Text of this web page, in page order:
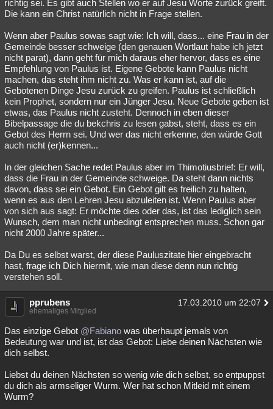
richtig sei. Es gibt auch Stellen wo er auf Jesu Worte zurück greift.
Die kann ein Christ natürlich nicht in Frage stellen.
Wenn aber Paulus sowas sagt wie: Ich will, dass... eine Frau in der
Gemeinde besser schweige (den genauen Wortlaut habe ich jetzt
nicht parat), dann geht für mich daraus eher hervor, dass es eine
Empfehlung von Paulus ist. Eigene Gebote kann Paulus nicht
machen, das steht ihm nicht zu. Was er kann ist, auf die
Gebotenen Dinge Jesu zurück zu greifen. Paulus ist schließlich
kein Prophet, sondern nur ein Jünger Jesu. Neue Gebote geben ist
etwas, das Paulus nicht zusteht. Dennoch in eben dieser
Bibelpassage die du bekchris zu lesen gabst, steht, dass es ein
Gebot des Herrn sei. Und wer das nicht erkenne, den würde Gott
auch nicht (er)kennen...
In der gleichen Sache redet Paulus aber im Thimotiusbrief: Er will,
dass die Frau in der Gemeinde schweige. Da steht dann nichts
davon, dass sei ein Gebot. Ein Gebot gilt es freilich zu halten,
wenn es aus den Lehren Jesu abzuleiten ist. Wenn Paulus aber
von sich aus sagt: Er möchte dies oder das, ist das lediglich sein
Wunsch, dem man nicht unbedingt entsprechen muss. Schon gar
nicht 2000 Jahre später...
Da Du es selbst warst, der diese Pauluszitate hier eingebracht
hast, frage ich Dich hiermit, wie man diese denn nun richtig
verstehen soll.
pprubens 17.03.2010 um 22:07
ehemaliges Mitglied
Das einzige Gebot @Fabiano was überhaupt jemals von
Bedeutung war und ist, ist das Gebot: Liebe deinen Nächsten wie
dich selbst.
Liebst du deinen Nächsten so wenig wie dich selbst, so entpuppst
du dich als armseliger Wurm. Wer hat schon Mitleid mit einem
Wurm?